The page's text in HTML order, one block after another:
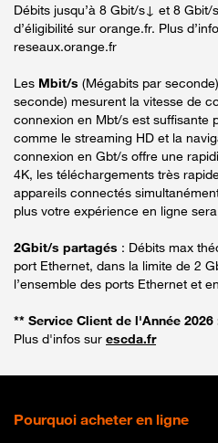
Débits jusqu’à 8 Gbit/s↓ et 8
d’éligibilité sur orange.fr. Plus
reseaux.orange.fr
Les Mbit/s (Mégabits par
seconde) mesurent la vitesse de
connexion en Mbt/s est suffisante
comme le streaming HD et la
connexion en Gbt/s offre une
4K, les téléchargements très
appareils connectés
plus votre expérience en ligne
2Gbit/s partagés : Débits max
port Ethernet, dans la limite de 2
l’ensemble des ports Ethernet et
** Service Client de l'Année 2026
Plus d'infos sur escda.fr
Pourquoi acheter en ligne